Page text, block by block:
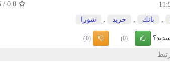
0.0
/
بانك خرید شورا
(0)
(0)